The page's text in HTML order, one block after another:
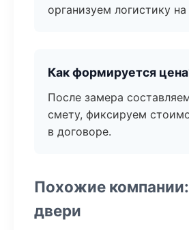
организуем логистику на
Как формируется
После замера
смету, фиксируем
в договоре.
Похожие
двери